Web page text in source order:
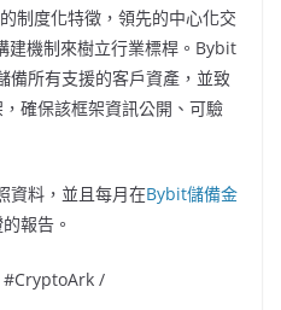
制度化特徵，領先的中心化交
建機制來樹立行業標桿。Bybit
備所有支援的客戶資產，並致
確保該框架資訊公開、可驗
資料，並且每月在Bybit儲備金
報告。
#CryptoArk /